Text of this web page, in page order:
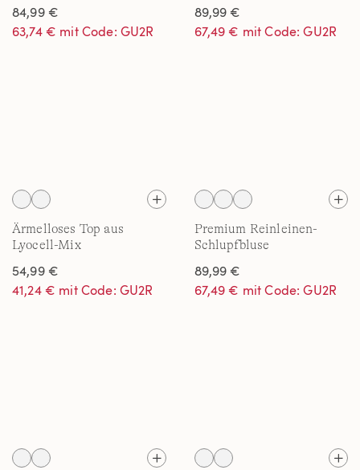
84,99 €
63,74 € mit Code: GU2R
89,99 €
67,49 € mit Code: GU2R
Ärmelloses Top aus
Lyocell-Mix
54,99 €
41,24 € mit Code: GU2R
Premium Reinleinen-
Schlupfbluse
89,99 €
67,49 € mit Code: GU2R